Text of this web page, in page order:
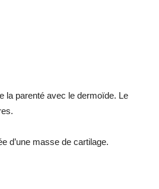
la parenté avec le dermoïde. Le
d’une masse de cartilage.